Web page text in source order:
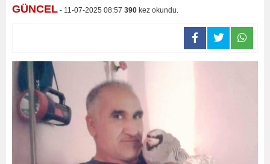
GÜNCEL - 11-07-2025 08:57 390 kez okundu.